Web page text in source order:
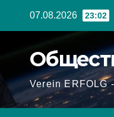
07.08.2026 23:02
Verein ERFOLG